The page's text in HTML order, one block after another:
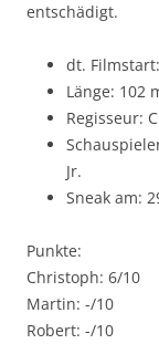
entschädigt.
dt.
Länge: 102
Regisseur:
Jr.
Sneak am:
Punkte:
Christoph: 6/10
Martin: -/10
Robert: -/10